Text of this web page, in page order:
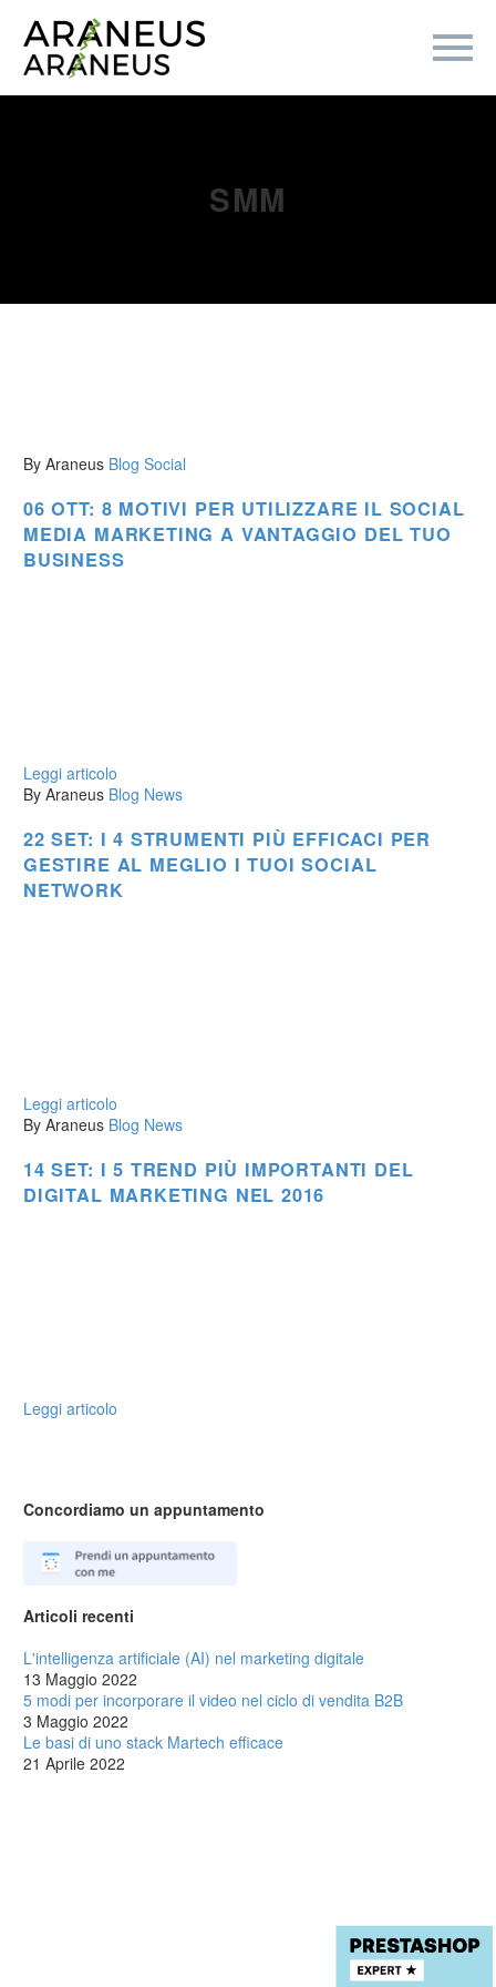
SMM
By Araneus Blog Social
06 OTT: 8 MOTIVI PER UTILIZZARE IL SOCIAL
MEDIA MARKETING A VANTAGGIO DEL TUO
BUSINESS
Leggi articolo
By Araneus Blog News
22 SET: I 4 STRUMENTI PIÙ EFFICACI PER
GESTIRE AL MEGLIO I TUOI SOCIAL
NETWORK
Leggi articolo
By Araneus Blog News
14 SET: I 5 TREND PIÙ IMPORTANTI DEL
DIGITAL MARKETING NEL 2016
Leggi articolo
Concordiamo un appuntamento
Articoli recenti
L'intelligenza artificiale (AI) nel marketing digitale
13 Maggio 2022
5 modi per incorporare il video nel ciclo di vendita B2B
3 Maggio 2022
Le basi di uno stack Martech efficace
21 Aprile 2022